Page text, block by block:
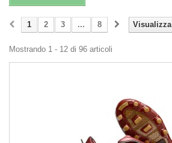
1 2 3 ... 8
Mostrando 1 - 12 di 96 articoli